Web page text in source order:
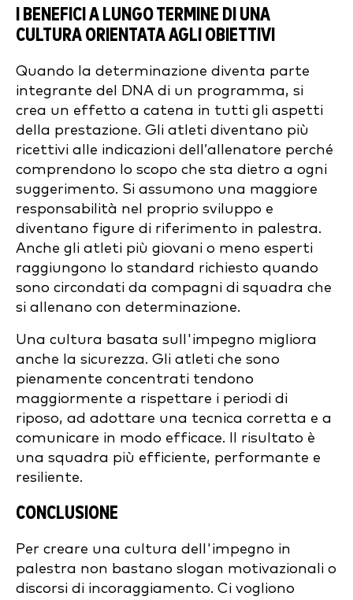
I BENEFICI A LUNGO TERMINE DI UNA
CULTURA ORIENTATA AGLI OBIETTIVI
Quando la determinazione diventa parte
integrante del DNA di un programma, si
crea un effetto a catena in tutti gli aspetti
della prestazione. Gli atleti diventano più
ricettivi alle indicazioni dell’allenatore perché
comprendono lo scopo che sta dietro a ogni
suggerimento. Si assumono una maggiore
responsabilità nel proprio sviluppo e
diventano figure di riferimento in palestra.
Anche gli atleti più giovani o meno esperti
raggiungono lo standard richiesto quando
sono circondati da compagni di squadra che
si allenano con determinazione.
Una cultura basata sull'impegno migliora
anche la sicurezza. Gli atleti che sono
pienamente concentrati tendono
maggiormente a rispettare i periodi di
riposo, ad adottare una tecnica corretta e a
comunicare in modo efficace. Il risultato è
una squadra più efficiente, performante e
resiliente.
CONCLUSIONE
Per creare una cultura dell'impegno in
palestra non bastano slogan motivazionali o
discorsi di incoraggiamento. Ci vogliono